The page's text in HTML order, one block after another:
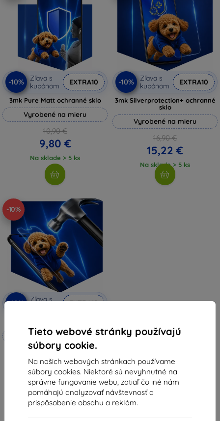
Tieto webové stránky používajú
súbory cookie.
Na našich webových stránkach používame
súbory cookies. Niektoré sú nevyhnutné na
správne fungovanie webu, zatiaľ čo iné nám
pomáhajú analyzovať návštevnosť a
prispôsobenie obsahu a reklám.
-10%
Zľava s
kupónom
EXTRA10
3mk Pure Matt ochranné sklo
Vyrobené na mieru
10,90 €
9,80 €
Na sklade > 5 ks
-10%
Zľava s
kupónom
EXTRA10
3mk Silverprotection+ ochranné
sklo
Vyrobené na mieru
16,90 €
15,22 €
Na sklade > 5 ks
-10%
-10%
Zľava s
EXTRA10
Vyrobené na mieru
17,90 €
16,11 €
Na sklade 4 ks